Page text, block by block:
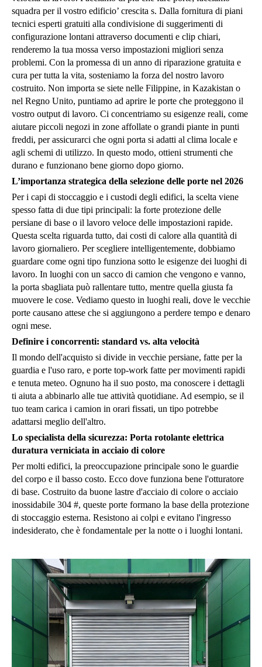
squadra per il vostro edificio’ crescita s. Dalla fornitura di piani
tecnici esperti gratuiti alla condivisione di suggerimenti di
configurazione lontani attraverso documenti e clip chiari,
renderemo la tua mossa verso impostazioni migliori senza
problemi. Con la promessa di un anno di riparazione gratuita e
cura per tutta la vita, sosteniamo la forza del nostro lavoro
costruito. Non importa se siete nelle Filippine, in Kazakistan o
nel Regno Unito, puntiamo ad aprire le porte che proteggono il
vostro output di lavoro. Ci concentriamo su esigenze reali, come
aiutare piccoli negozi in zone affollate o grandi piante in punti
freddi, per assicurarci che ogni porta si adatti al clima locale e
agli schemi di utilizzo. In questo modo, ottieni strumenti che
durano e funzionano bene giorno dopo giorno.
L’importanza strategica della selezione delle porte nel 2026
Per i capi di stoccaggio e i custodi degli edifici, la scelta viene
spesso fatta di due tipi principali: la forte protezione delle
persiane di base o il lavoro veloce delle impostazioni rapide.
Questa scelta riguarda tutto, dai costi di calore alla quantità di
lavoro giornaliero. Per scegliere intelligentemente, dobbiamo
guardare come ogni tipo funziona sotto le esigenze dei luoghi di
lavoro. In luoghi con un sacco di camion che vengono e vanno,
la porta sbagliata può rallentare tutto, mentre quella giusta fa
muovere le cose. Vediamo questo in luoghi reali, dove le vecchie
porte causano attese che si aggiungono a perdere tempo e denaro
ogni mese.
Definire i concorrenti: standard vs. alta velocità
Il mondo dell'acquisto si divide in vecchie persiane, fatte per la
guardia e l'uso raro, e porte top-work fatte per movimenti rapidi
e tenuta meteo. Ognuno ha il suo posto, ma conoscere i dettagli
ti aiuta a abbinarlo alle tue attività quotidiane. Ad esempio, se il
tuo team carica i camion in orari fissati, un tipo potrebbe
adattarsi meglio dell'altro.
Lo specialista della sicurezza: Porta rotolante elettrica
duratura verniciata in acciaio di colore
Per molti edifici, la preoccupazione principale sono le guardie
del corpo e il basso costo. Ecco dove funziona bene l'otturatore
di base. Costruito da buone lastre d'acciaio di colore o acciaio
inossidabile 304 #, queste porte formano la base della protezione
di stoccaggio esterna. Resistono ai colpi e evitano l'ingresso
indesiderato, che è fondamentale per la notte o i luoghi lontani.